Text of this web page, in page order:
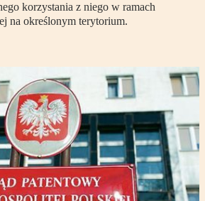
korzystania z niego w ramach
na określonym terytorium.